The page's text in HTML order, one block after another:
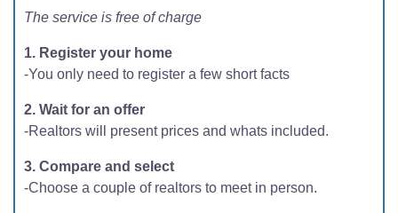
The service is free of charge
1. Register your home
-You only need to register a few short facts
2. Wait for an offer
-Realtors will present prices and whats included.
3. Compare and select
-Choose a couple of realtors to meet in person.